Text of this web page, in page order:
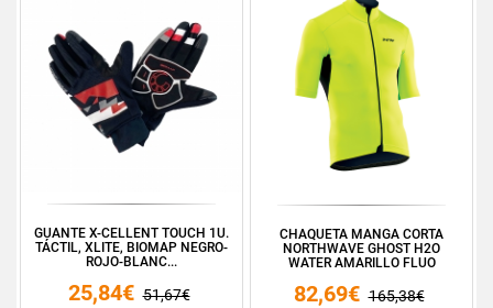
GUANTE X-CELLENT TOUCH 1U.
TÁCTIL, XLITE, BIOMAP NEGRO-
ROJO-BLANC...
25,84€ 51,67€
CHAQUETA MANGA CORTA
NORTHWAVE GHOST H2O
WATER AMARILLO FLUO
82,69€ 165,38€